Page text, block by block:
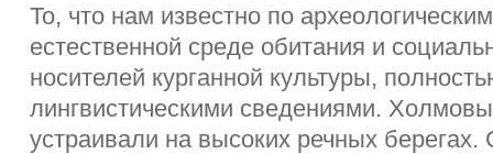
То, что нам известно по
естественной среде обитания и
носителей курганной культуры,
лингвистическими сведениями.
устраивали на высоких речных